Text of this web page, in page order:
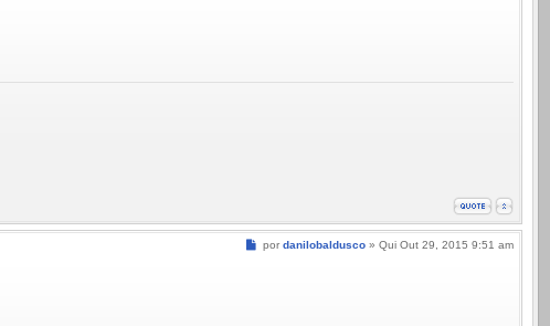
Mensagem
por danilobaldusco » Qui Out 29, 2015 9:51 am